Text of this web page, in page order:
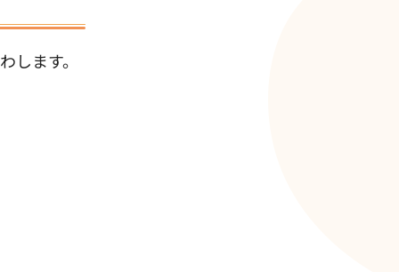
ます。